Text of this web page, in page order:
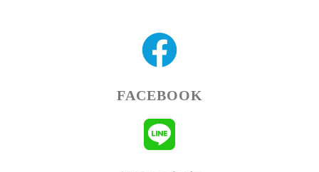
FACEBOOK